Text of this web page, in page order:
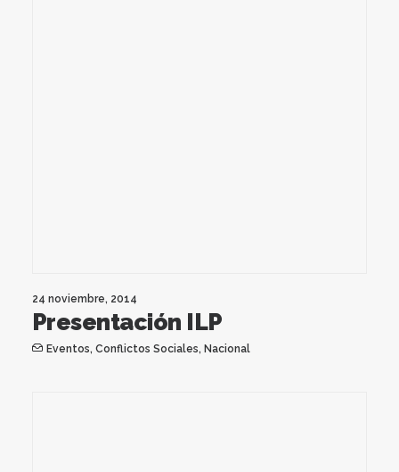
24 noviembre, 2014
Presentación ILP
Eventos, Conflictos Sociales, Nacional